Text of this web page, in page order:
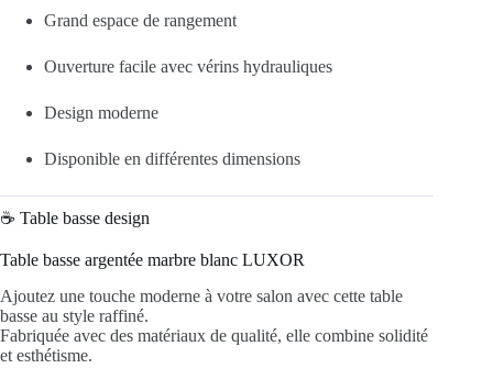
Grand espace de rangement
Ouverture facile avec vérins hydrauliques
Design moderne
Disponible en différentes dimensions
☕ Table basse design
Table basse argentée marbre blanc LUXOR
Ajoutez une touche moderne à votre salon avec cette table
basse au style raffiné.
Fabriquée avec des matériaux de qualité, elle combine solidité
et esthétisme.